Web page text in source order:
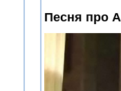
Песня про